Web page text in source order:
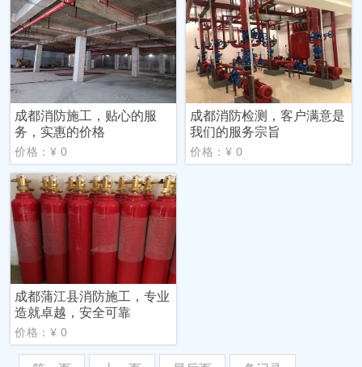
成都消防施工，贴心的服
务，实惠的价格
价格：¥ 0
成都消防检测，客户满意是
我们的服务宗旨
价格：¥ 0
成都蒲江县消防施工，专业
造就卓越，安全可靠
价格：¥ 0